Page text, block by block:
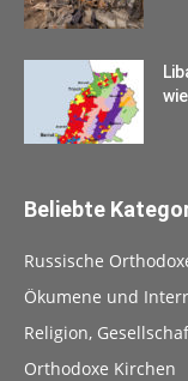
Beliebte
Russische
Ökumene und
Religion,
Orthodoxe Kirchen